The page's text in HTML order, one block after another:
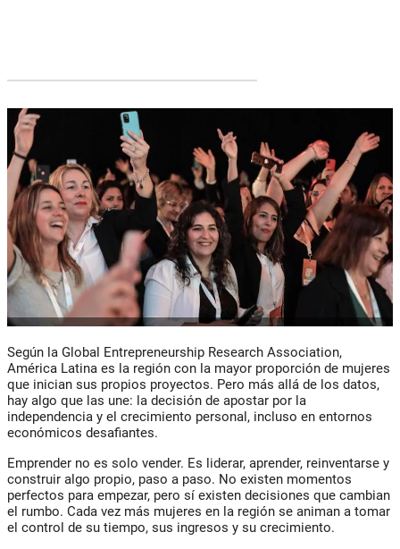
Según la Global Entrepreneurship Research Association,
América Latina es la región con la mayor proporción de mujeres
que inician sus propios proyectos. Pero más allá de los datos,
hay algo que las une: la decisión de apostar por la
independencia y el crecimiento personal, incluso en entornos
económicos desafiantes.
Emprender no es solo vender. Es liderar, aprender, reinventarse y
construir algo propio, paso a paso. No existen momentos
perfectos para empezar, pero sí existen decisiones que cambian
el rumbo. Cada vez más mujeres en la región se animan a tomar
el control de su tiempo, sus ingresos y su crecimiento.